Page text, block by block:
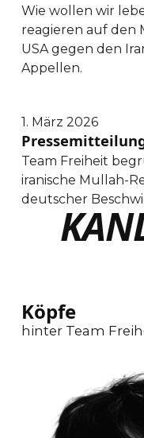
Wie wollen wir
reagieren auf den
USA gegen den
Appellen.
1. März 2026
Team Freiheit
iranische Mullah-
deutscher
Köpfe
hinter Team